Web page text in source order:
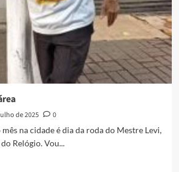
de 2025
0
na cidade é dia da roda do Mestre Levi,
Relógio. Vou...